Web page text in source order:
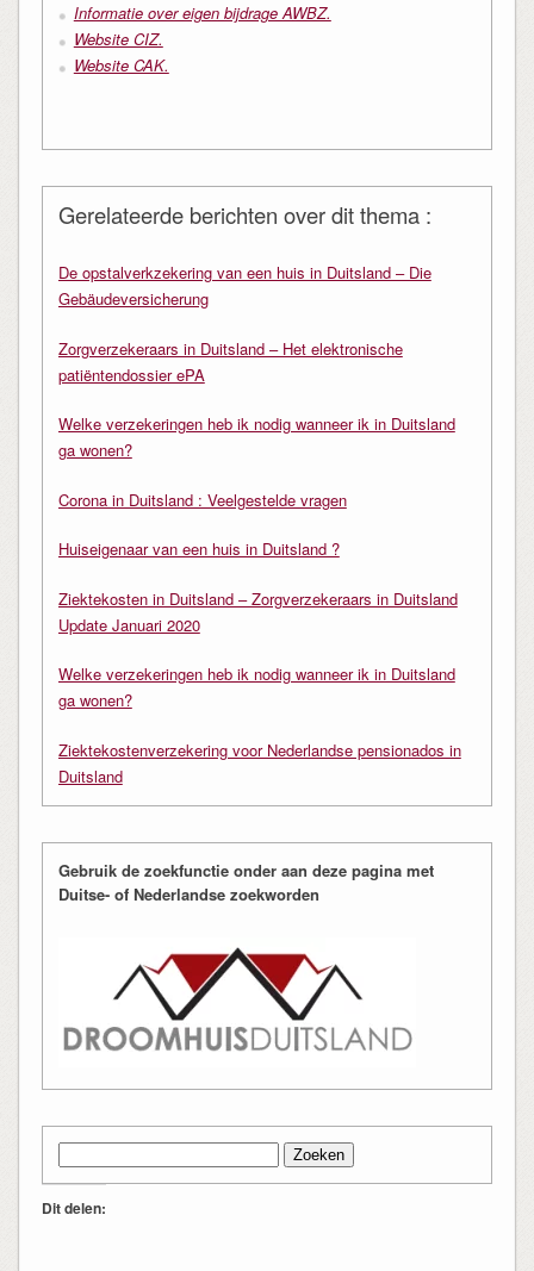
Informatie over eigen bijdrage AWBZ.
Website CIZ.
Website CAK.
Gerelateerde berichten over dit thema :
De opstalverkzekering van een huis in Duitsland – Die
Gebäudeversicherung
Zorgverzekeraars in Duitsland – Het elektronische
patiëntendossier ePA
Welke verzekeringen heb ik nodig wanneer ik in Duitsland
ga wonen?
Corona in Duitsland : Veelgestelde vragen
Huiseigenaar van een huis in Duitsland ?
Ziektekosten in Duitsland – Zorgverzekeraars in Duitsland
Update Januari 2020
Welke verzekeringen heb ik nodig wanneer ik in Duitsland
ga wonen?
Ziektekostenverzekering voor Nederlandse pensionados in
Duitsland
Gebruik de zoekfunctie onder aan deze pagina met
Duitse- of Nederlandse zoekworden
Dit delen: